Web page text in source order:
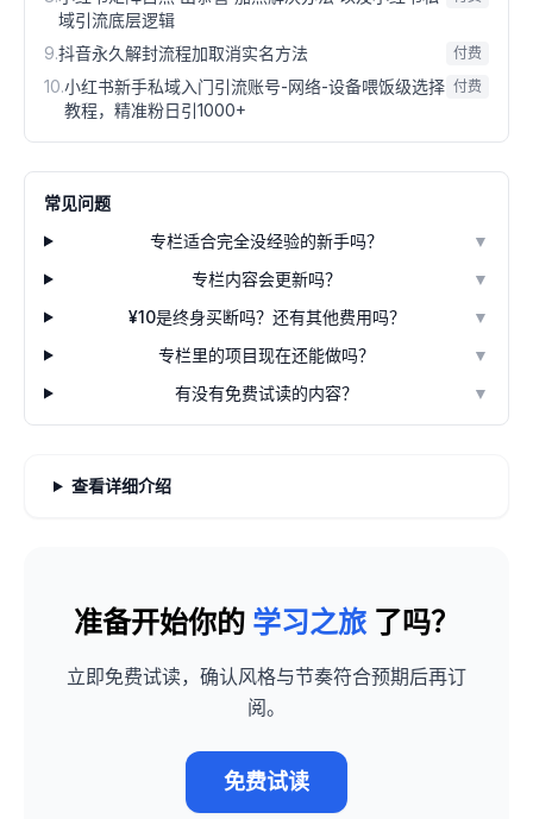
域引流底层逻辑
9.抖音永久解封流程加取消实名方法 付费
10.小红书新手私域入门引流账号-网络-设备喂饭级选择
教程，精准粉日引1000+
付费
常见问题
专栏适合完全没经验的新手吗？
▼
专栏内容会更新吗？
▼
¥10是终身买断吗？还有其他费用吗？
▼
专栏里的项目现在还能做吗？
▼
有没有免费试读的内容？
▼
查看详细介绍
准备开始你的 学习之旅 了吗？
立即免费试读，确认风格与节奏符合预期后再订
阅。
免费试读